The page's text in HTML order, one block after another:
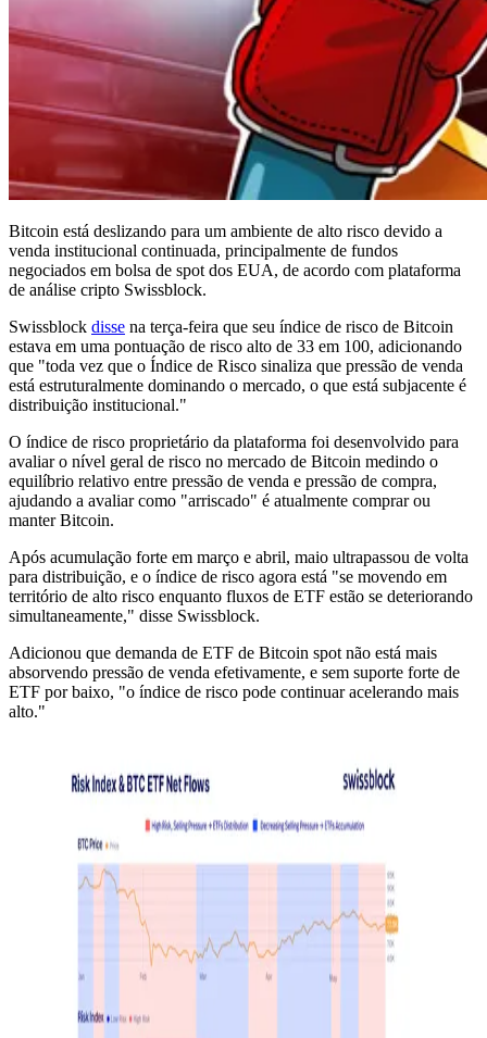
Bitcoin está deslizando para um ambiente de alto risco devido a
venda institucional continuada, principalmente de fundos
negociados em bolsa de spot dos EUA, de acordo com plataforma
de análise cripto Swissblock.
Swissblock disse na terça-feira que seu índice de risco de Bitcoin
estava em uma pontuação de risco alto de 33 em 100, adicionando
que "toda vez que o Índice de Risco sinaliza que pressão de venda
está estruturalmente dominando o mercado, o que está subjacente é
distribuição institucional."
O índice de risco proprietário da plataforma foi desenvolvido para
avaliar o nível geral de risco no mercado de Bitcoin medindo o
equilíbrio relativo entre pressão de venda e pressão de compra,
ajudando a avaliar como "arriscado" é atualmente comprar ou
manter Bitcoin.
Após acumulação forte em março e abril, maio ultrapassou de volta
para distribuição, e o índice de risco agora está "se movendo em
território de alto risco enquanto fluxos de ETF estão se deteriorando
simultaneamente," disse Swissblock.
Adicionou que demanda de ETF de Bitcoin spot não está mais
absorvendo pressão de venda efetivamente, e sem suporte forte de
ETF por baixo, "o índice de risco pode continuar acelerando mais
alto."